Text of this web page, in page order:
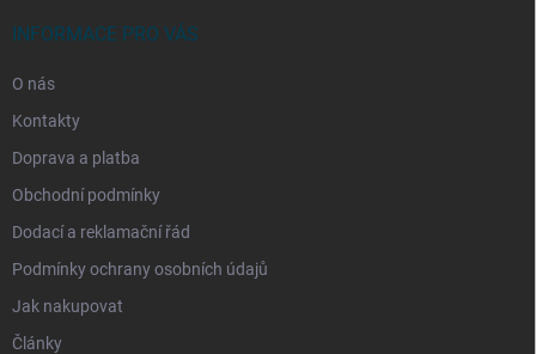
INFORMACE PRO VÁS
O nás
Kontakty
Doprava a platba
Obchodní podmínky
Dodací a reklamační řád
Podmínky ochrany osobních údajů
Jak nakupovat
Články